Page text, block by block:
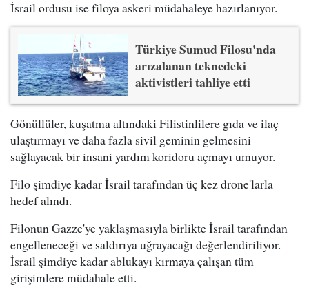
İsrail ordusu ise filoya askeri müdahaleye hazırlanıyor.
Türkiye Sumud Filosu'nda
arızalanan teknedeki
aktivistleri tahliye etti
Gönüllüler, kuşatma altındaki Filistinlilere gıda ve ilaç
ulaştırmayı ve daha fazla sivil geminin gelmesini
sağlayacak bir insani yardım koridoru açmayı umuyor.
Filo şimdiye kadar İsrail tarafından üç kez drone'larla
hedef alındı.
Filonun Gazze'ye yaklaşmasıyla birlikte İsrail tarafından
engelleneceği ve saldırıya uğrayacağı değerlendiriliyor.
İsrail şimdiye kadar ablukayı kırmaya çalışan tüm
girişimlere müdahale etti.